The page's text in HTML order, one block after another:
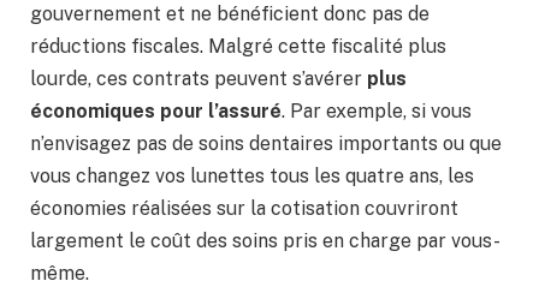
gouvernement et ne bénéficient donc pas de
réductions fiscales. Malgré cette fiscalité plus
lourde, ces contrats peuvent s’avérer plus
économiques pour l’assuré. Par exemple, si vous
n’envisagez pas de soins dentaires importants ou que
vous changez vos lunettes tous les quatre ans, les
économies réalisées sur la cotisation couvriront
largement le coût des soins pris en charge par vous-
même.